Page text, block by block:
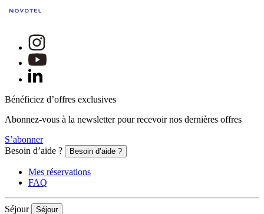
Bénéficiez d’offres exclusives
Abonnez-vous à la newsletter pour recevoir nos dernières offres
S’abonner
Besoin d’aide ?
Besoin d’aide ?
Mes réservations
FAQ
Séjour Séjour